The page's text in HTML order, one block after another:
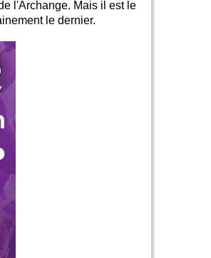
l'Archange. Mais il est le
le dernier.